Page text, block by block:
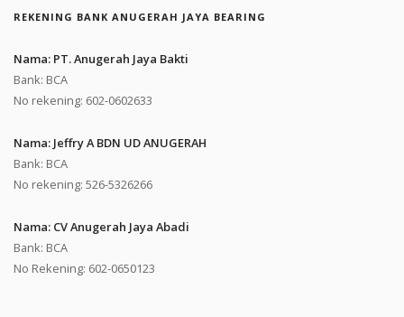
REKENING BANK ANUGERAH JAYA BEARING
Nama: PT. Anugerah Jaya Bakti
Bank: BCA
No rekening: 602-0602633
Nama: Jeffry A BDN UD ANUGERAH
Bank: BCA
No rekening: 526-5326266
Nama: CV Anugerah Jaya Abadi
Bank: BCA
No Rekening: 602-0650123